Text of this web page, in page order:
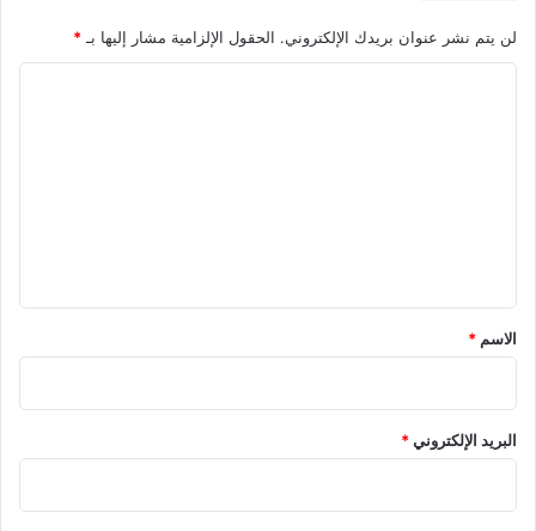
لن يتم نشر عنوان بريدك الإلكتروني. الحقول الإلزامية مشار إليها بـ *
*
الاسم *
البريد الإلكتروني*